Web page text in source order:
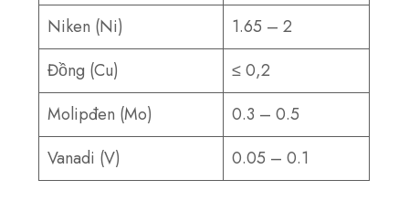
Niken (Ni)
1.65 – 2
Đồng (Cu)
≤ 0,2
Molipđen (Mo)
0.3 – 0.5
Vanadi (V)
0.05 – 0.1